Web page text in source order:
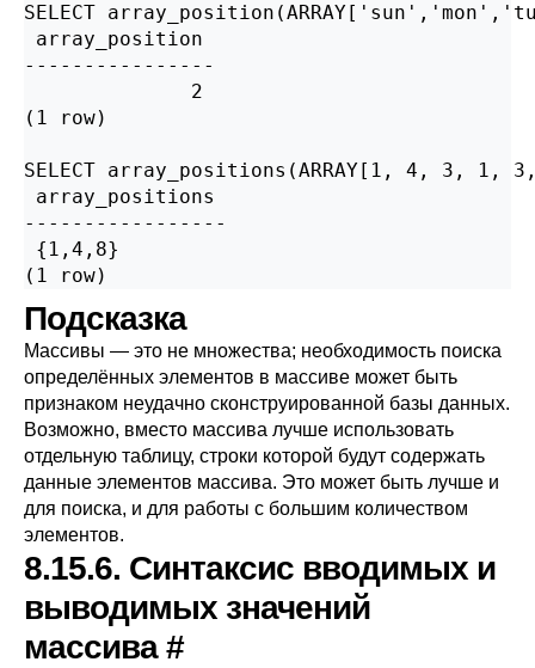
SELECT
array_position
----------------
              2
(1 row)
SELECT array_positions(ARRAY[1, 4, 3,
array_positions
-----------------
{1,4,8}
(1 row)
Подсказка
Массивы — это не множества; необходимость поиска
определённых элементов в массиве может быть
признаком неудачно сконструированной базы данных.
Возможно, вместо массива лучше использовать
отдельную таблицу, строки которой будут содержать
данные элементов массива. Это может быть лучше и
для поиска, и для работы с большим количеством
элементов.
8.15.6. Синтаксис вводимых и
выводимых значений
массива#